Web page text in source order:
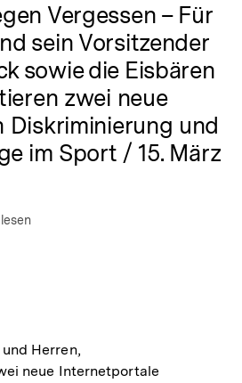
Vergessen – Für
sein Vorsitzender
sowie die Eisbären
zwei neue
Diskriminierung und
im Sport / 15. März
Herren,
neue Internetportale